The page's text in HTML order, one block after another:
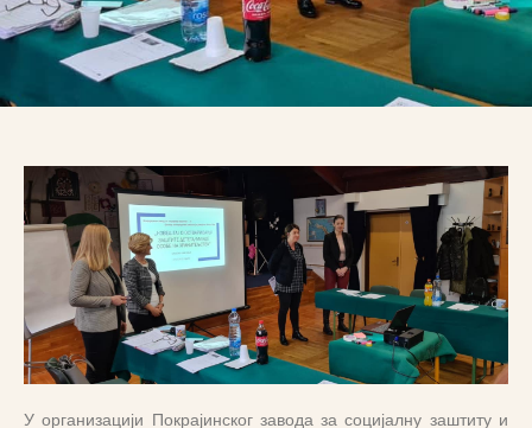
У организацији Покрајинског завода за социјалну заштиту и